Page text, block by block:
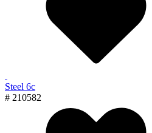
Steel 6с
# 210582